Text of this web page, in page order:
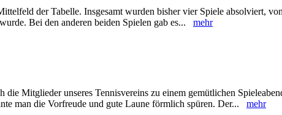
der Tabelle. Insgesamt wurden bisher vier Spiele absolviert,
Bei den anderen beiden Spielen gab es... mehr
die Mitglieder unseres Tennisvereins zu einem gemütlichen
man die Vorfreude und gute Laune förmlich spüren. Der... mehr